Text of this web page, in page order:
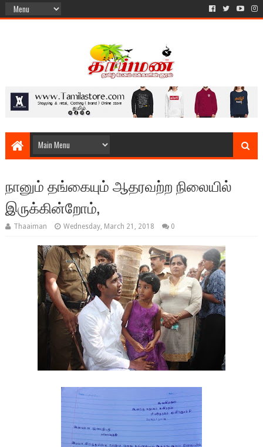
நானும் தங்கையும் ஆதரவற்ற நிலையில்
இருக்கின்றோம்,
Thaaiman Wednesday, March 21, 2018 0